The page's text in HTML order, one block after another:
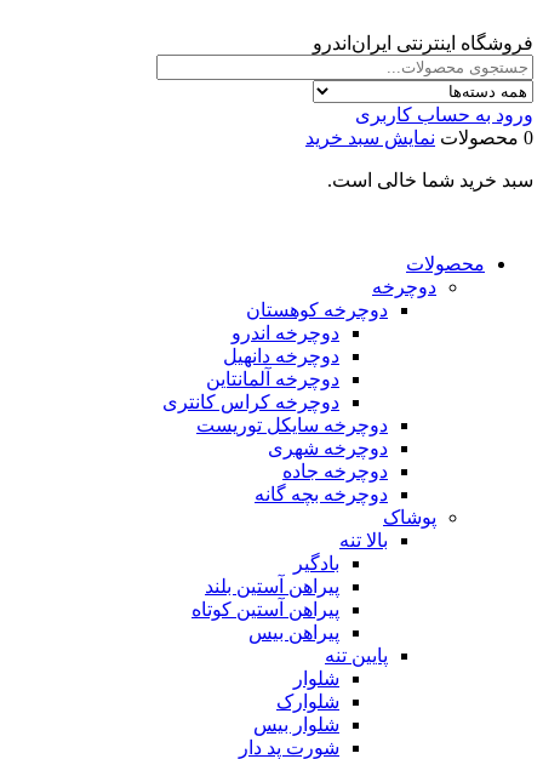
فروشگاه اینترنتی ایران‌اندرو
ورود به حساب کاربری
0 محصولات
نمایش سبد خرید
سبد خرید شما خالی است.
محصولات
دوچرخه
دوچرخه کوهستان
دوچرخه اندرو
دوچرخه دانهیل
دوچرخه آلمانتاین
دوچرخه کراس کانتری
دوچرخه سایکل توریست
دوچرخه شهری
دوچرخه جاده
دوچرخه بچه گانه
پوشاک
بالا تنه
بادگیر
پیراهن آستین بلند
پیراهن آستین کوتاه
پیراهن بیس
پایین تنه
شلوار
شلوارک
شلوار بیس
شورت پد دار